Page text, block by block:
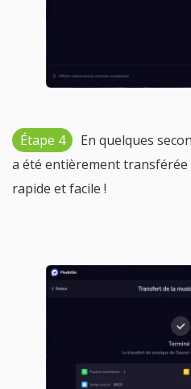
Étape 4
En quelques
a été entièrement
rapide et facile !